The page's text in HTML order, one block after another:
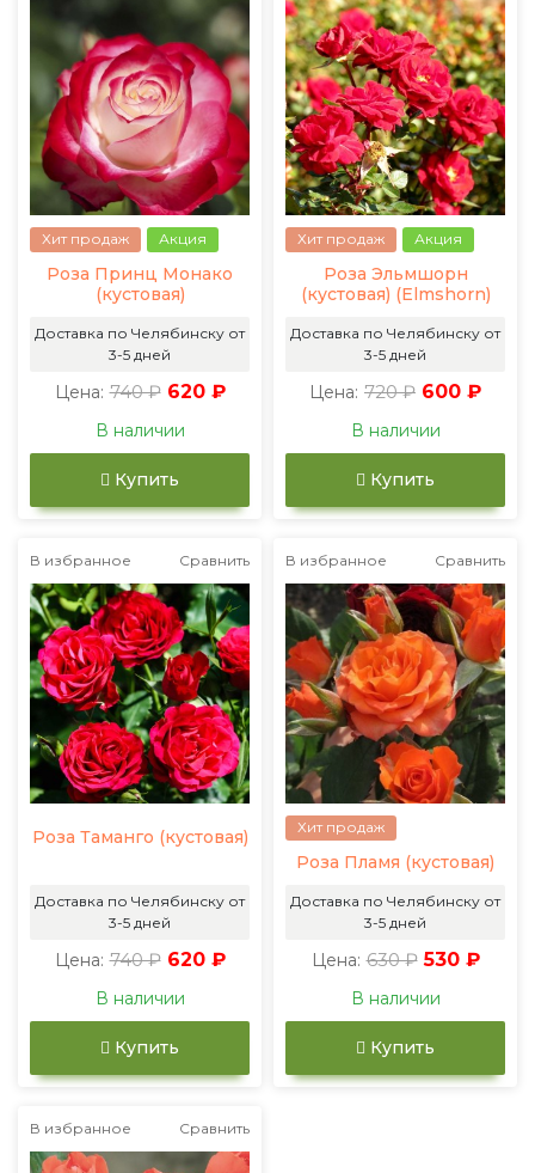
Хит продаж Акция
Роза Принц Монако
(кустовая)
Доставка по Челябинску от
3-5 дней
Цена: 740 ₽ 620 ₽
В наличии
Купить
Хит продаж Акция
Роза Эльмшорн
(кустовая) (Elmshorn)
Доставка по Челябинску от
3-5 дней
Цена: 720 ₽ 600 ₽
В наличии
Купить
В избранное Сравнить
Роза Таманго (кустовая)
Доставка по Челябинску от
3-5 дней
Цена: 740 ₽ 620 ₽
В наличии
Купить
В избранное Сравнить
Хит продаж
Роза Пламя (кустовая)
Доставка по Челябинску от
3-5 дней
Цена: 630 ₽ 530 ₽
В наличии
Купить
В избранное Сравнить